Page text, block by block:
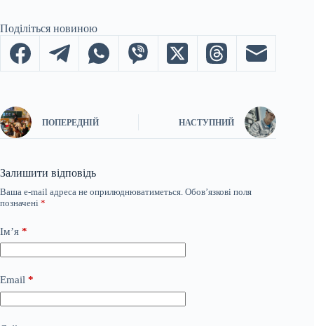
Поділіться новиною
ПОПЕРЕДНІЙ НАСТУПНИЙ
Залишити відповідь
Ваша e-mail адреса не оприлюднюватиметься. Обов’язкові поля
позначені *
Ім’я *
Email *